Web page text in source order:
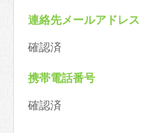
連絡先メールアドレス
確認済
携帯電話番号
確認済